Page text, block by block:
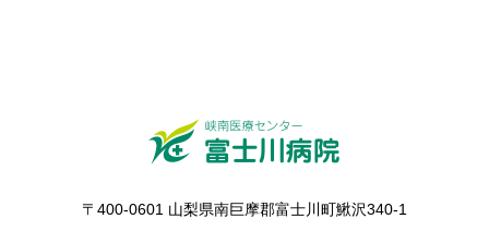
〒400-0601 山梨県南巨摩郡富士川町鰍沢340-1